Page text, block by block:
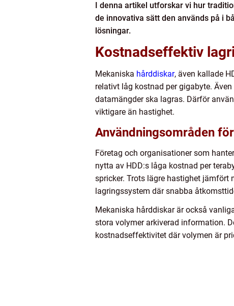
I denna artikel utforskar vi hur
de innovativa sätt den används på i
lösningar.
Kostnadseffektiv
Mekaniska hårddiskar, även kallade
relativt låg kostnad per gigabyte.
datamängder ska lagras. Därför
viktigare än hastighet.
Användningsområden
Företag och organisationer som
nytta av HDD:s låga kostnad per
spricker. Trots lägre hastighet jämfört
lagringssystem där snabba
Mekaniska hårddiskar är också
stora volymer arkiverad information.
kostnadseffektivitet där volymen är